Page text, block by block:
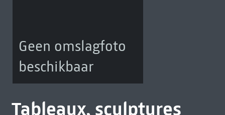
Geen omslagfoto
beschikbaar
Tableaux, sculptures